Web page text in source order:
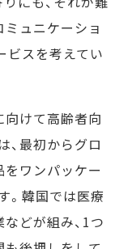
ミュニケーショ
ビスを考えてい
けて高齢者向
、最初からグロ
をワンパッケー
。韓国では医療
どが組み、1つ